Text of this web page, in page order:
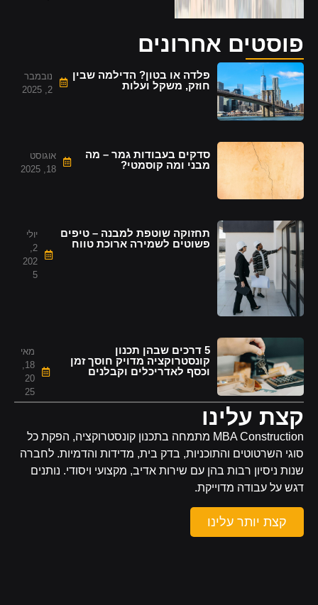
פוסטים אחרונים
פלדה או בטון? הדילמה שבין
חוזק, משקל ועלות
נובמבר
2, 2025
סדקים בעבודות גמר – מה
מבני ומה קוסמטי?
אוגוסט
18, 2025
תחזוקה שוטפת למבנה – טיפים
פשוטים לשמירה ארוכת טווח
יולי
2,
202
5
5 דרכים שבהן תכנון
קונסטרוקציה מדויק חוסך זמן
וכסף לאדריכלים וקבלנים
מאי
18,
20
25
קצת עלינו
MBA Construction מתמחה בתכנון קונסטרוקציה, הפקת כל
סוגי השרטוטים והתוכניות, בדק בית, מדידות והדמיות. לחברה
שנות ניסיון רבות בהן עם שירות אדיב, מקצועי ויסודי. נותנים
דגש על עבודה מדוייקת.
קצת יותר עלינו